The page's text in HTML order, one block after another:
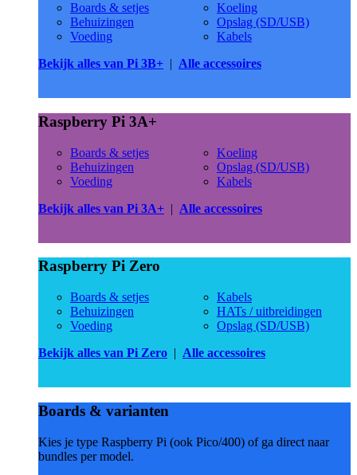
Boards & setjes
Behuizingen
Voeding
Koeling
Opslag (SD/USB)
Kabels
Bekijk alles van Pi 3B+ | Alle accessoires
Raspberry Pi 3A+
Boards & setjes
Behuizingen
Voeding
Koeling
Opslag (SD/USB)
Kabels
Bekijk alles van Pi 3A+ | Alle accessoires
Raspberry Pi Zero
Boards & setjes
Behuizingen
Voeding
Kabels
HATs / uitbreidingen
Opslag (SD/USB)
Bekijk alles van Pi Zero | Alle accessoires
Boards & varianten
Kies je type Raspberry Pi (ook Pico/400) of ga direct naar
bundles per model.